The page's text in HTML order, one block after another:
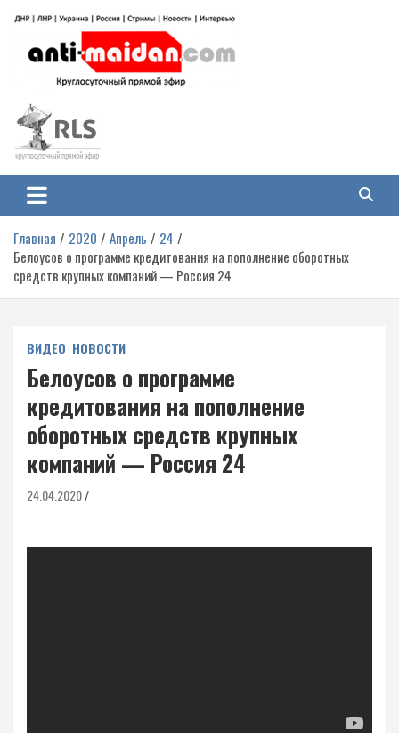
содержимому
Антимайдан: Гражданская война
на Украине
гражданской войне на Украине, включая события в Новороссии, ДНР,
ЛНР и других регионах.
Главная 2020 Апрель
24
Белоусов о программе кредитования на пополнение оборотных
средств крупных компаний — Россия 24
ВИДЕО НОВОСТИ
Белоусов о программе
кредитования на пополнение
оборотных средств крупных
компаний — Россия 24
24.04.2020